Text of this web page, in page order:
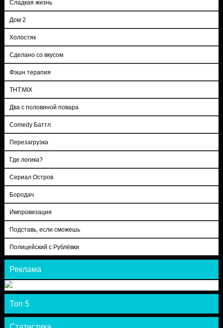
Сладкая жизнь
Дом 2
Холостяк
Сделано со вкусом
Фэшн терапия
ТНТ.MIX
Два с половиной повара
Comedy Баттл
Перезагрузка
Где логика?
Сериал Остров
Бородач
Импровизация
Подставь, если сможешь
Полицейский с Рублёвки
Реклама
Топ 5